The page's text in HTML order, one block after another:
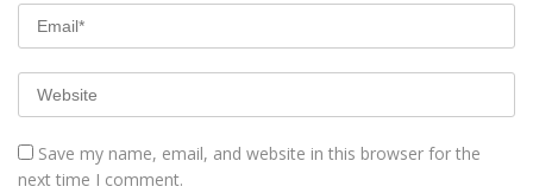
Save my name, email, and website in this browser for the
next time I comment.